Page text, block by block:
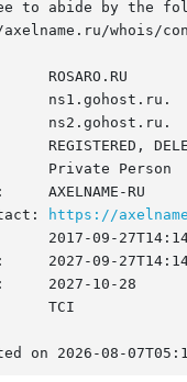
to abide by the
whois/
ROSARO.RU
ns1.gohost.ru.
ns2.gohost.ru.
Private Person
AXELNAME-RU
https://
2017-09-
2027-09-
2027-10-28
TCI
on 2026-08-